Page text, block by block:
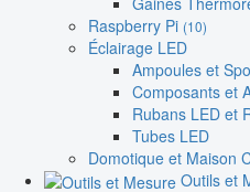
Raspberry Pi (10)
Éclairage LED
Ampoules et
Composants et
Rubans LED et
Tubes LED
Domotique et Maison
Outils et